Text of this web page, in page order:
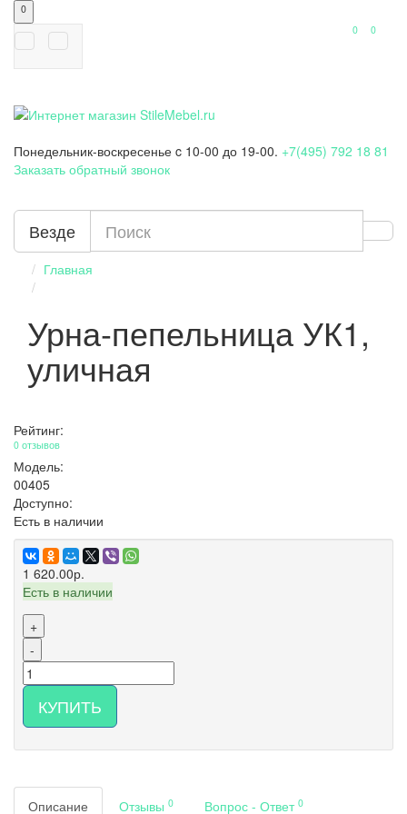
0
0
0
Понедельник-воскресенье c 10-00 до 19-00. +7(495) 792 18 81
Заказать обратный звонок
Везде
Главная
Урна-пепельница УК1,
уличная
Рейтинг:
0 отзывов
Модель:
00405
Доступно:
Есть в наличии
1 620.00р.
Есть в наличии
+
-
КУПИТЬ
Описание Отзывы 0 Вопрос - Ответ 0